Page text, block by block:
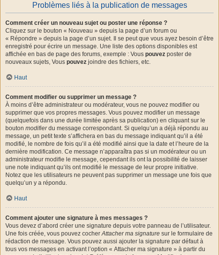
Problèmes liés à la publication de messages
Comment créer un nouveau sujet ou poster une réponse ?
Cliquez sur le bouton « Nouveau » depuis la page d’un forum ou
« Répondre » depuis la page d’un sujet. Il se peut que vous ayez besoin d’être
enregistré pour écrire un message. Une liste des options disponibles est
affichée en bas de page des forums, exemple : Vous pouvez poster de
nouveaux sujets, Vous pouvez joindre des fichiers, etc.
Haut
Comment modifier ou supprimer un message ?
À moins d’être administrateur ou modérateur, vous ne pouvez modifier ou
supprimer que vos propres messages. Vous pouvez modifier un message
(quelquefois dans une durée limitée après sa publication) en cliquant sur le
bouton modifierdu message correspondant. Si quelqu’un a déjà répondu au
message, un petit texte s’affichera en bas du message indiquant qu’il a été
modifié, le nombre de fois qu’il a été modifié ainsi que la date et l’heure de la
dernière modification. Ce message n’apparaîtra pas si un modérateur ou un
administrateur modifie le message, cependant ils ont la possibilité de laisser
une note indiquant qu’ils ont modifié le message de leur propre initiative.
Notez que les utilisateurs ne peuvent pas supprimer un message une fois que
quelqu’un y a répondu.
Haut
Comment ajouter une signature à mes messages ?
Vous devez d’abord créer une signature depuis votre panneau de l’utilisateur.
Une fois créée, vous pouvez cocherAttacher ma signature sur le formulaire de
rédaction de message. Vous pouvez aussi ajouter la signature par défaut à
tous vos messages en activant l’option « Attacher ma signature » à partir du